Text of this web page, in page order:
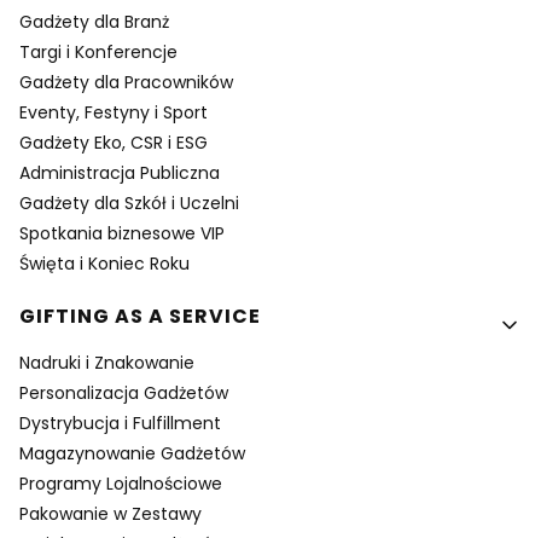
Gadżety dla Branż
Targi i Konferencje
Gadżety dla Pracowników
Eventy, Festyny i Sport
Gadżety Eko, CSR i ESG
Administracja Publiczna
Gadżety dla Szkół i Uczelni
Spotkania biznesowe VIP
Święta i Koniec Roku
GIFTING AS A SERVICE
Nadruki i Znakowanie
Personalizacja Gadżetów
Dystrybucja i Fulfillment
Magazynowanie Gadżetów
Programy Lojalnościowe
Pakowanie w Zestawy